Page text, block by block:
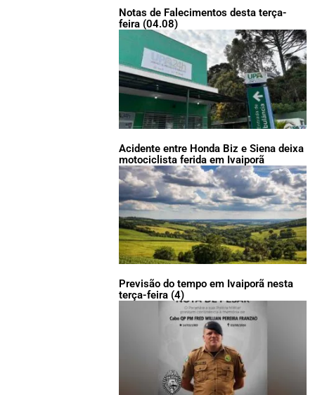
Notas de Falecimentos desta terça-
feira (04.08)
Acidente entre Honda Biz e Siena deixa
motociclista ferida em Ivaiporã
Previsão do tempo em Ivaiporã nesta
terça-feira (4)